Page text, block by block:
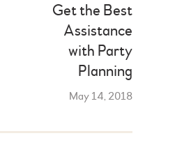
Get the Best
Assistance
with Party
Planning
May 14, 2018